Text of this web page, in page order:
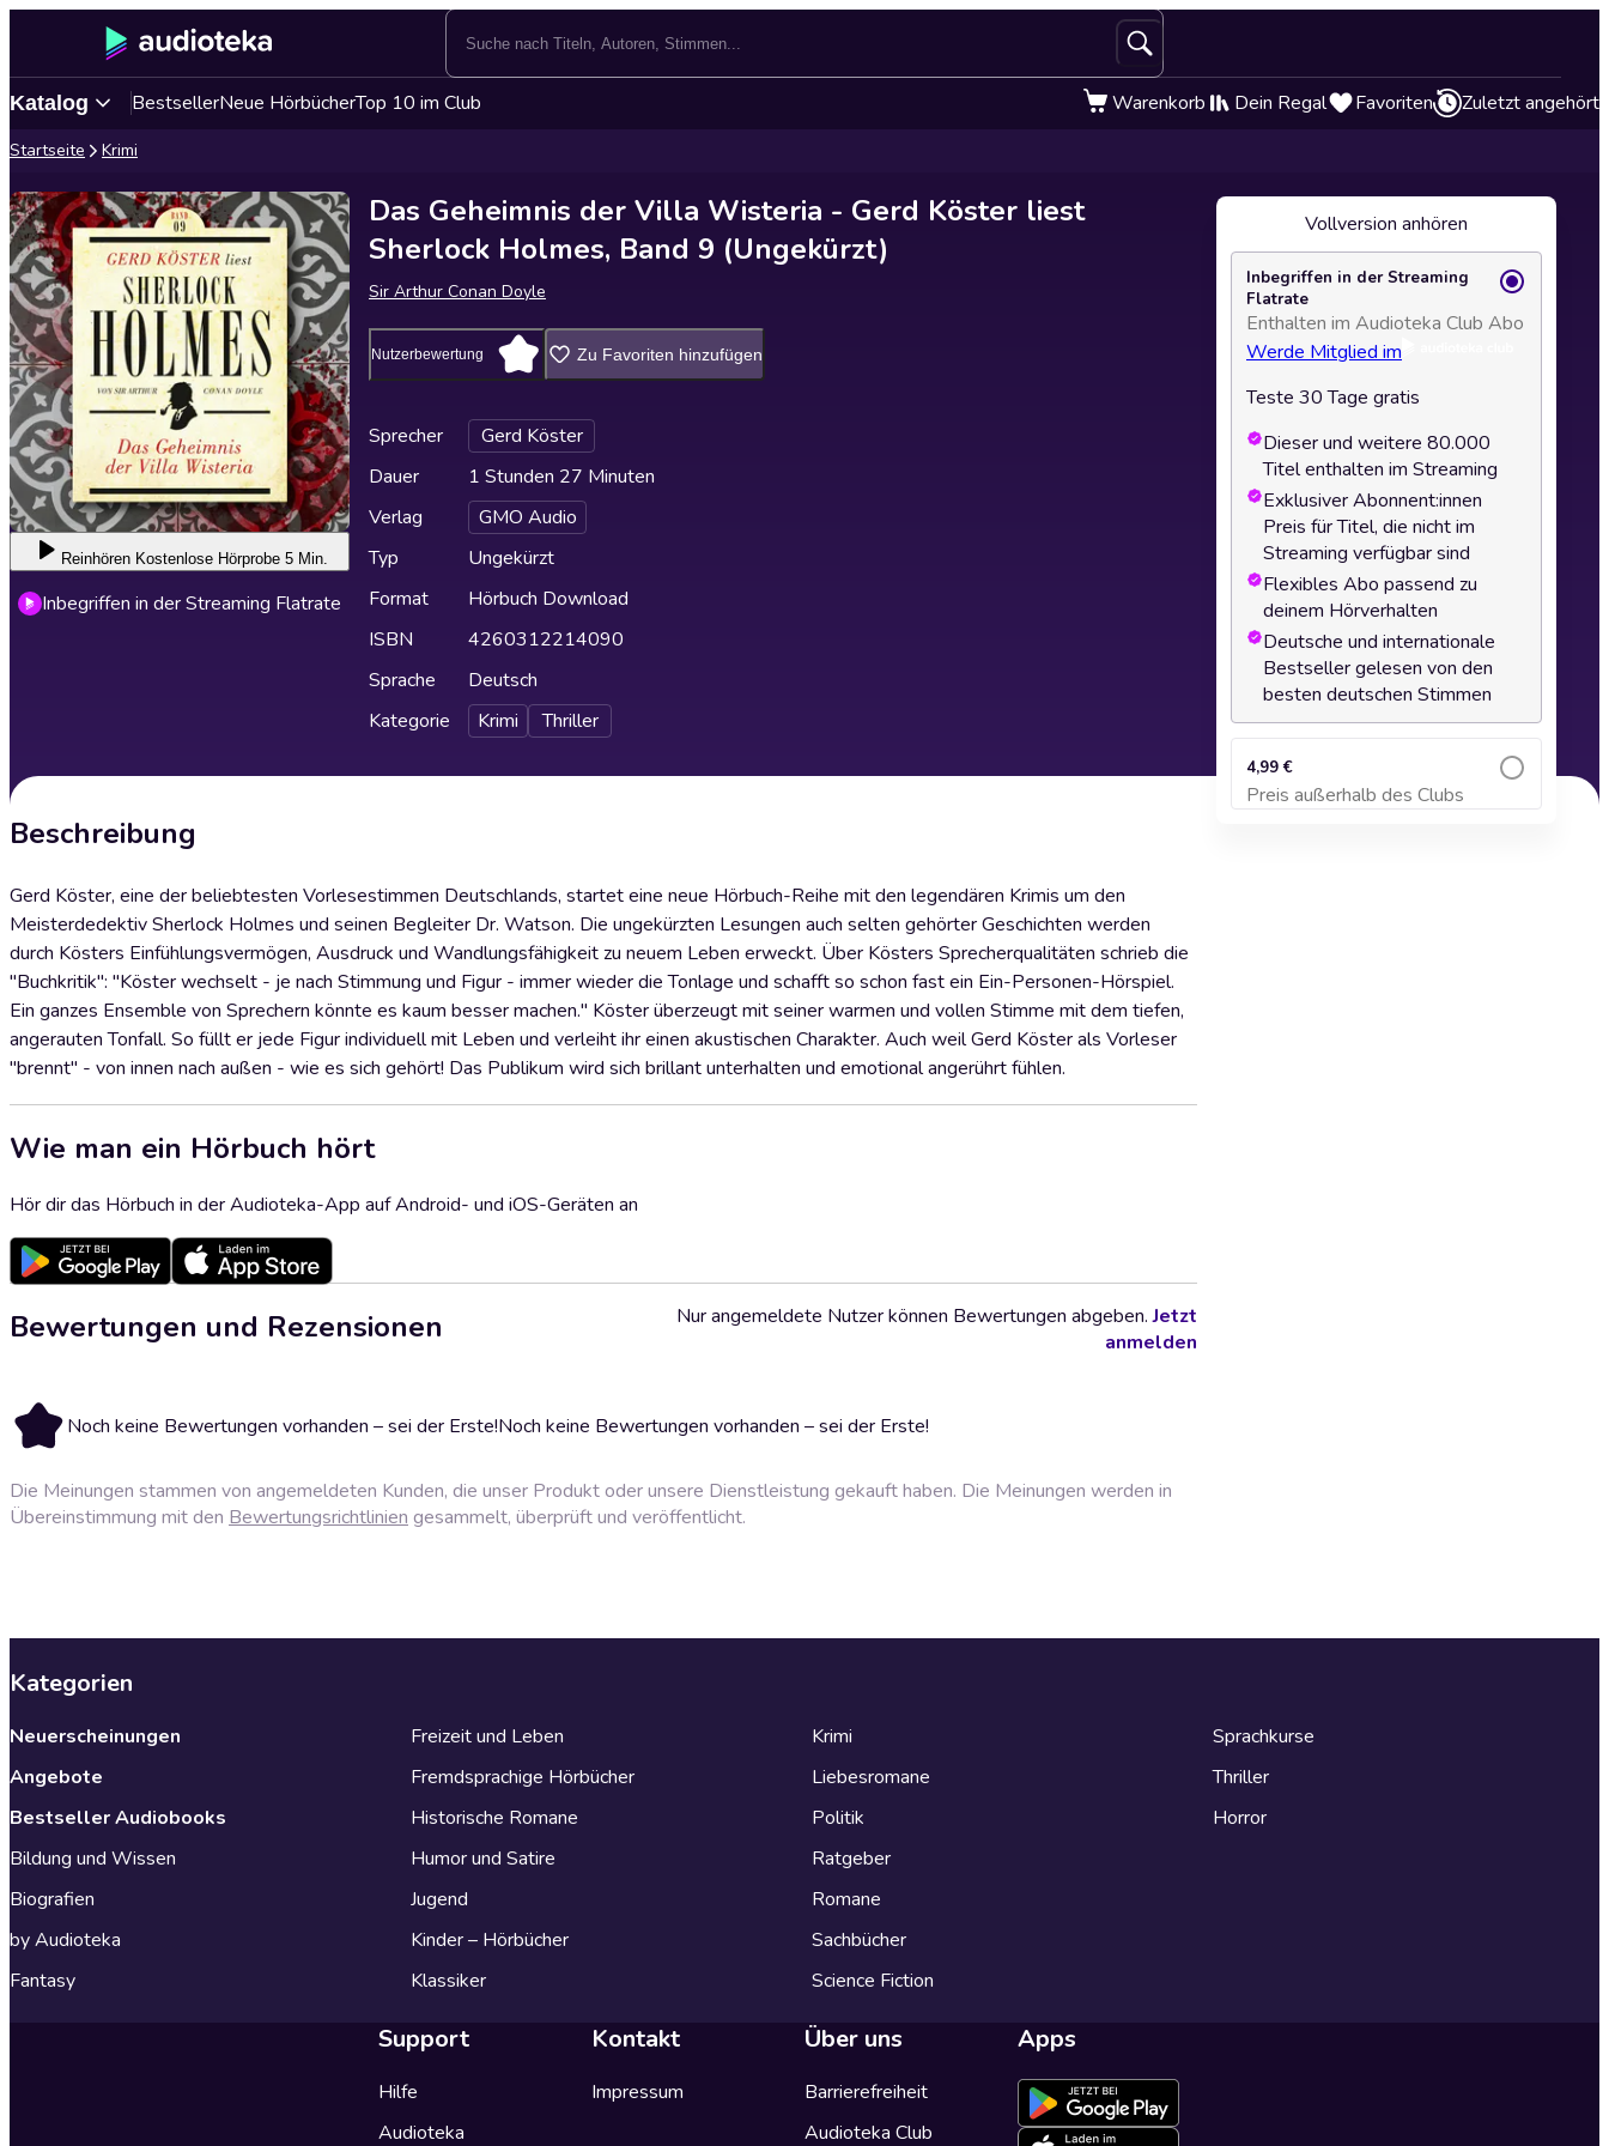
Katalog BestsellerNeue HörbücherTop 10 im Club Warenkorb Dein Regal Favoriten Zuletzt angehört
Startseite Krimi
Reinhören Kostenlose Hörprobe 5 Min.
Inbegriffen in der Streaming Flatrate
Das Geheimnis der Villa Wisteria - Gerd Köster liest
Sherlock Holmes, Band 9 (Ungekürzt)
Sir Arthur Conan Doyle
Nutzerbewertung Zu Favoriten hinzufügen
Sprecher
Gerd Köster
Dauer
1 Stunden 27 Minuten
Verlag
GMO Audio
Typ
Ungekürzt
Format
Hörbuch Download
ISBN
4260312214090
Sprache
Deutsch
Kategorie
Krimi Thriller
Beschreibung
Gerd Köster, eine der beliebtesten Vorlesestimmen Deutschlands, startet eine neue Hörbuch-Reihe mit den legendären Krimis um den
Meisterdedektiv Sherlock Holmes und seinen Begleiter Dr. Watson. Die ungekürzten Lesungen auch selten gehörter Geschichten werden
durch Kösters Einfühlungsvermögen, Ausdruck und Wandlungsfähigkeit zu neuem Leben erweckt. Über Kösters Sprecherqualitäten schrieb die
"Buchkritik": "Köster wechselt - je nach Stimmung und Figur - immer wieder die Tonlage und schafft so schon fast ein Ein-Personen-Hörspiel.
Ein ganzes Ensemble von Sprechern könnte es kaum besser machen." Köster überzeugt mit seiner warmen und vollen Stimme mit dem tiefen,
angerauten Tonfall. So füllt er jede Figur individuell mit Leben und verleiht ihr einen akustischen Charakter. Auch weil Gerd Köster als Vorleser
"brennt" - von innen nach außen - wie es sich gehört! Das Publikum wird sich brillant unterhalten und emotional angerührt fühlen.
Wie man ein Hörbuch hört
Hör dir das Hörbuch in der Audioteka-App auf Android- und iOS-Geräten an
Bewertungen und Rezensionen
Noch keine Bewertungen vorhanden – sei der Erste!Noch keine Bewertungen vorhanden – sei der Erste!
Nur angemeldete Nutzer können Bewertungen abgeben.Jetzt
anmelden
Die Meinungen stammen von angemeldeten Kunden, die unser Produkt oder unsere Dienstleistung gekauft haben. Die Meinungen werden in
Übereinstimmung mit den Bewertungsrichtlinien gesammelt, überprüft und veröffentlicht.
Vollversion anhören
Inbegriffen in der Streaming
Flatrate
Enthalten im Audioteka Club Abo
Werde Mitglied im
Teste 30 Tage gratis
Dieser und weitere 80.000
Titel enthalten im Streaming
Exklusiver Abonnent:innen
Preis für Titel, die nicht im
Streaming verfügbar sind
Flexibles Abo passend zu
deinem Hörverhalten
Deutsche und internationale
Bestseller gelesen von den
besten deutschen Stimmen
4,99 €
Preis außerhalb des Clubs
Zum Warenkorb hinzufügen
Kategorien
Neuerscheinungen
Angebote
Bestseller Audiobooks
Bildung und Wissen
Biografien
by Audioteka
Fantasy
Freizeit und Leben
Fremdsprachige Hörbücher
Historische Romane
Humor und Satire
Jugend
Kinder – Hörbücher
Klassiker
Krimi
Liebesromane
Politik
Ratgeber
Romane
Sachbücher
Science Fiction
Sprachkurse
Thriller
Horror
Support
Hilfe
Audioteka
Kontakt
Impressum
Über uns
Barrierefreiheit
Audioteka Club
Apps